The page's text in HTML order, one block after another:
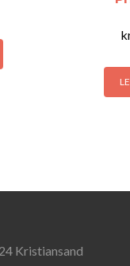
Kristiansand